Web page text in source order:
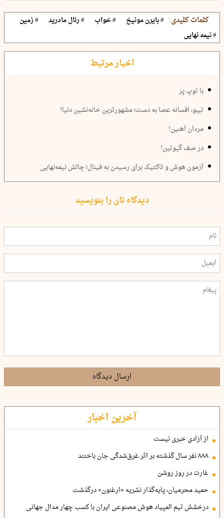
کلمات کلیدی: # بایرن مونیخ # خواب # رئال مادرید
# زمین
# نیمه نهایی
اخبار مرتبط
با توپ پر
تیبو، افسانه عصا به دست؛ مشهورترین خانه‌نشین دنیا!
مردان آهنین!
در صف گیوتین!
آزمون هوش و تاکتیک برای رسیدن به فینال؛ چالش نیمه‌نهایی
دیدگاه تان را بنویسید
ارسال دیدگاه
آخرین اخبار
از آزادی خبری نیست
۸۸۸ نفر سال گذشته بر اثر غرق‌شدگی جان باختند
غارت در روز روشن
حمید محرمیان، پایه‌گذار نشریه «ارغنون» درگذشت
درخشش تیم المپیاد هوش مصنوعی ایران با کسب چهار مدال جهانی